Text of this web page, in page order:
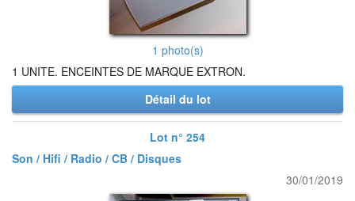
1 photo(s)
1 UNITE. ENCEINTES DE MARQUE EXTRON.
Détail du lot
Lot n° 254
Son / Hifi / Radio / CB / Disques
30/01/2019